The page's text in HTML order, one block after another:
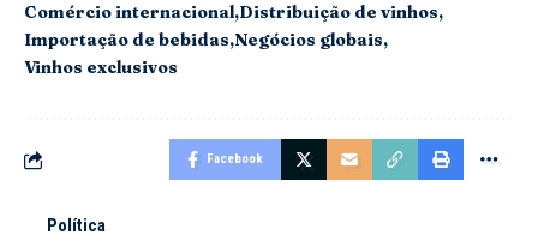
Comércio internacional Distribuição de vinhos
Importação de bebidas Negócios globais
Vinhos exclusivos
Facebook
Política